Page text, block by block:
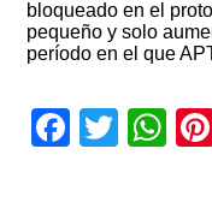
bloqueado en el
pequeño y solo
período en el que